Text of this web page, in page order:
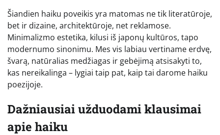
Šiandien haiku poveikis yra matomas ne tik literatūroje,
bet ir dizaine, architektūroje, net reklamose.
Minimalizmo estetika, kilusi iš japonų kultūros, tapo
modernumo sinonimu. Mes vis labiau vertiname erdvę,
švarą, natūralias medžiagas ir gebėjimą atsisakyti to,
kas nereikalinga – lygiai taip pat, kaip tai darome haiku
poezijoje.
Dažniausiai užduodami klausimai
apie haiku